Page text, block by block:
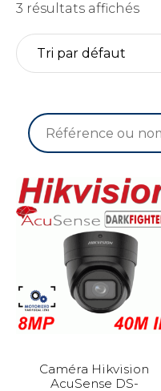
3 résultats affichés
Recherche
pour :
Caméra Hikvision
AcuSense DS-